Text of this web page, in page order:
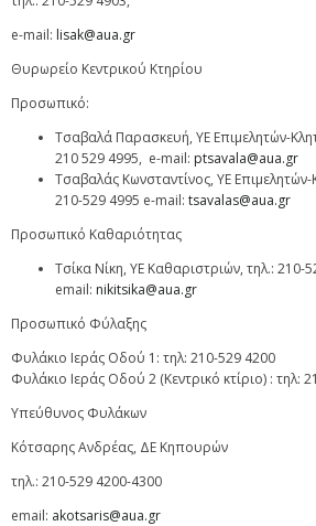
e-mail: lisak@aua.gr
Θυρωρείο Κεντρικού Κτηρίου
Προσωπικό:
Τσαβαλά Παρασκευή, ΥΕ Επιμελητών-
210 529 4995, e-mail: ptsavala@aua.gr
Τσαβαλάς Κωνσταντίνος, ΥΕ
210-529 4995 e-mail: tsavalas@aua.gr
Προσωπικό Καθαριότητας
Τσίκα Νίκη, ΥΕ Καθαριστριών, τηλ.: 210-
email: nikitsika@aua.gr
Προσωπικό Φύλαξης
Φυλάκιο Ιεράς Οδού 1: τηλ: 210-529 4200
Φυλάκιο Ιεράς Οδού 2 (Κεντρικό κτίριο) : τηλ:
Υπεύθυνος Φυλάκων
Κότσαρης Ανδρέας, ΔΕ Κηπουρών
τηλ.: 210-529 4200-4300
email: akotsaris@aua.gr